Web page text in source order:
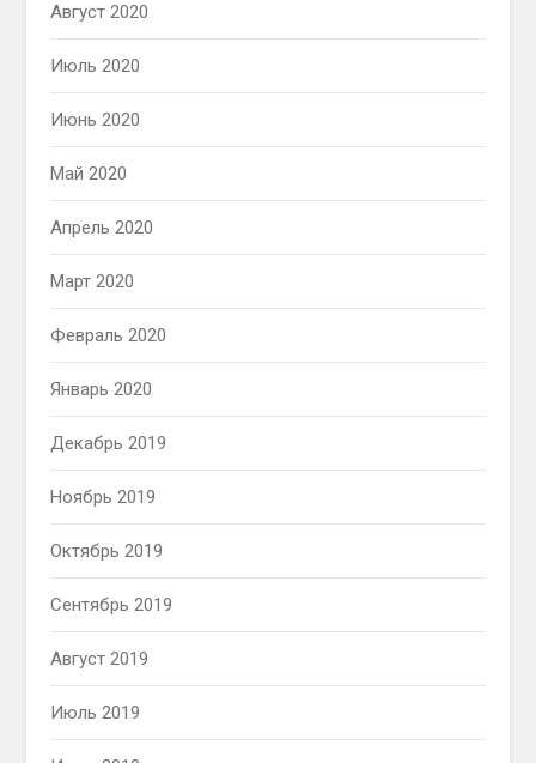
Август 2020
Июль 2020
Июнь 2020
Май 2020
Апрель 2020
Март 2020
Февраль 2020
Январь 2020
Декабрь 2019
Ноябрь 2019
Октябрь 2019
Сентябрь 2019
Август 2019
Июль 2019